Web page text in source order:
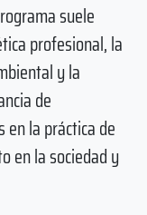
suele
profesional, la
y la
de
en la práctica de
en la sociedad y